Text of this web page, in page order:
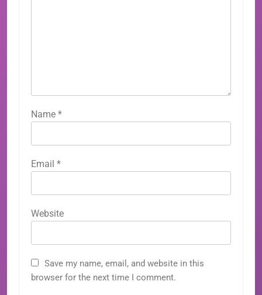
Name *
Email *
Website
Save my name, email, and website in this
browser for the next time I comment.